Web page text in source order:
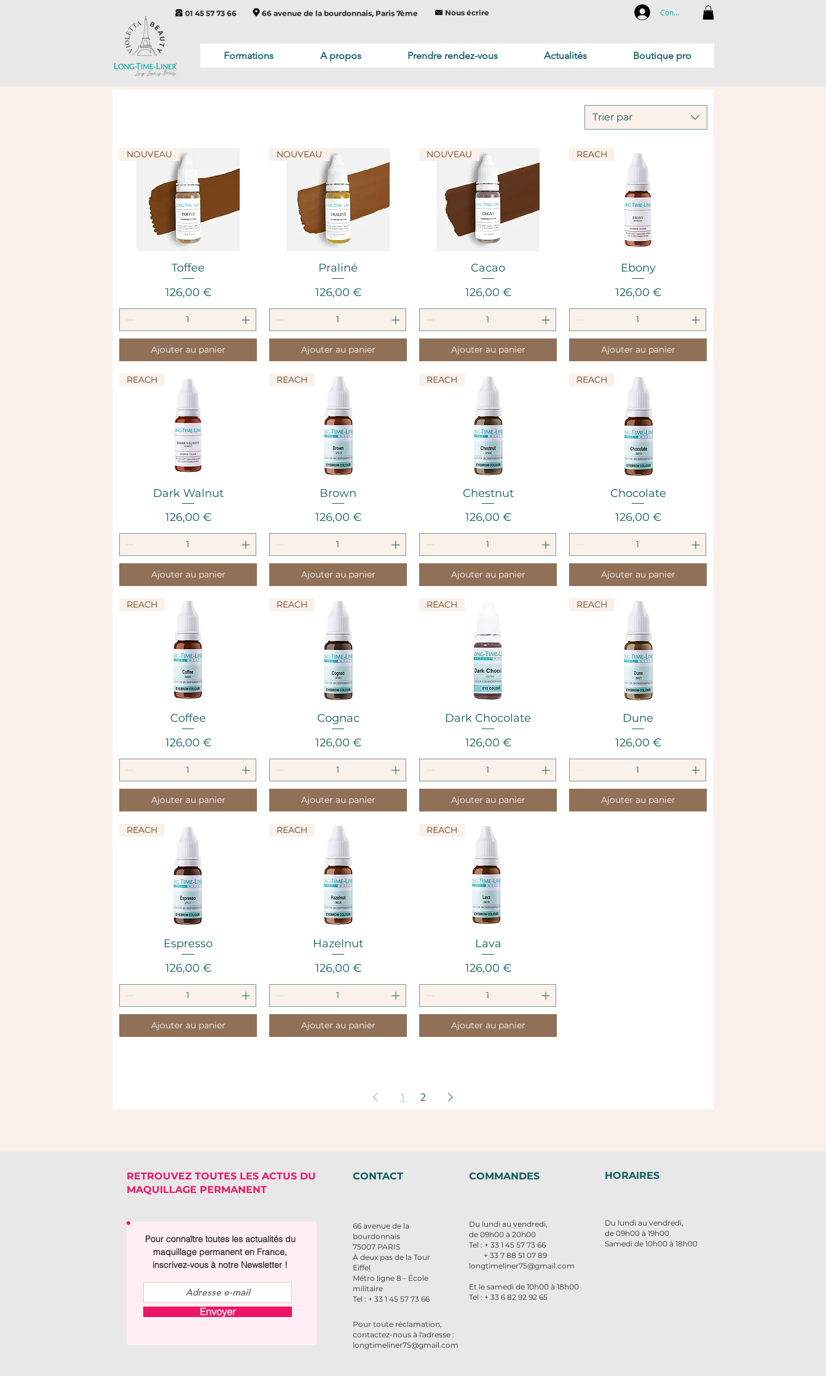
01 45 57 73 66 66 avenue de la bourdonnais, Paris 7ème Nous écrire Connexion
Trier par
Aperçu rapide
NOUVEAU
Toffee
Prix
126,00 €
Ajouter au panier
Aperçu rapide
NOUVEAU
Praliné
Prix
126,00 €
Ajouter au panier
Aperçu rapide
NOUVEAU
Cacao
Prix
126,00 €
Ajouter au panier
Aperçu rapide
REACH
Ebony
Prix
126,00 €
Ajouter au panier
Aperçu rapide
REACH
Dark Walnut
Prix
126,00 €
Ajouter au panier
Aperçu rapide
REACH
Brown
Prix
126,00 €
Ajouter au panier
Aperçu rapide
REACH
Chestnut
Prix
126,00 €
Ajouter au panier
Aperçu rapide
REACH
Chocolate
Prix
126,00 €
Ajouter au panier
Aperçu rapide
REACH
Coffee
Prix
126,00 €
Ajouter au panier
Aperçu rapide
REACH
Cognac
Prix
126,00 €
Ajouter au panier
Aperçu rapide
REACH
Dark Chocolate
Prix
126,00 €
Ajouter au panier
Aperçu rapide
REACH
Dune
Prix
126,00 €
Ajouter au panier
Aperçu rapide
REACH
Espresso
Prix
126,00 €
Ajouter au panier
Aperçu rapide
REACH
Hazelnut
Prix
126,00 €
Ajouter au panier
Aperçu rapide
REACH
Lava
Prix
126,00 €
Ajouter au panier
1 2
Formations A propos Prendre rendez-vous Actualités Boutique pro
RETROUVEZ TOUTES LES ACTUS DU
MAQUILLAGE PERMANENT
CONTACT COMMANDES HORAIRES
Pour connaître toutes les actualités du
maquillage permanent en France,
inscrivez-vous à notre Newsletter !
Envoyer
66 avenue de la
bourdonnais
75007 PARIS
À deux pas de la Tour
Eiffel
Métro ligne 8 - École
militaire
Tel : + 33 1 45 57 73 66
Du lundi au vendredi,
de 09h00 à 20h00
Tel : + 33 1 45 57 73 66
+ 33 7 88 51 07 89
longtimeliner75@gmail.com
Et le samedi de 10h00 à 18h00
Tel : + 33 6 82 92 92 65
Du lundi au vendredi,
de 09h00 à 19h00
Samedi de 10h00 à 18h00
Pour toute réclamation,
contactez-nous à l'adresse :
longtimeliner75@gmail.com